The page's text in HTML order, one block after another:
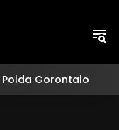
Polda Gorontalo